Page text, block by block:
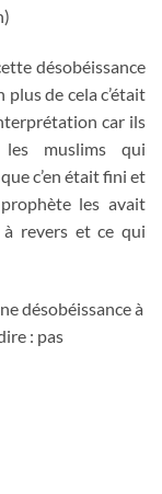
désobéissance
plus de cela c’était
car ils
muslims qui
c’en était fini et
les avait
à revers et ce qui
désobéissance à
: pas